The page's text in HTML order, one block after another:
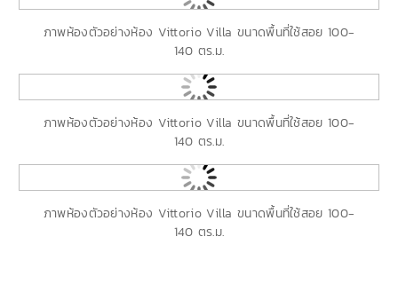
ภาพห้องตัวอย่างห้อง Vittorio Villa ขนาดพื้นที่ใช้สอย 100-
140 ตร.ม.
ภาพห้องตัวอย่างห้อง Vittorio Villa ขนาดพื้นที่ใช้สอย 100-
140 ตร.ม.
ภาพห้องตัวอย่างห้อง Vittorio Villa ขนาดพื้นที่ใช้สอย 100-
140 ตร.ม.